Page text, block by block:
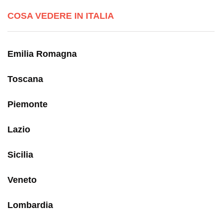
COSA VEDERE IN ITALIA
Emilia Romagna
Toscana
Piemonte
Lazio
Sicilia
Veneto
Lombardia